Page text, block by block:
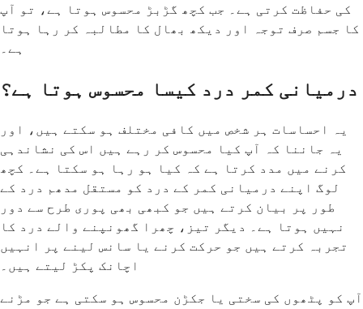
کی حفاظت کرتی ہے۔ جب کچھ گڑبڑ محسوس ہوتا ہے، تو آپ
کا جسم صرف توجہ اور دیکھ بھال کا مطالبہ کر رہا ہوتا
ہے۔
درمیانی کمر درد کیسا محسوس ہوتا ہے؟
یہ احساسات ہر شخص میں کافی مختلف ہو سکتے ہیں، اور
یہ جاننا کہ آپ کیا محسوس کر رہے ہیں اس کی نشاندہی
کرنے میں مدد کرتا ہے کہ کیا ہو رہا ہو سکتا ہے۔ کچھ
لوگ اپنے درمیانی کمر کے درد کو مستقل مدھم درد کے
طور پر بیان کرتے ہیں جو کبھی بھی پوری طرح سے دور
نہیں ہوتا ہے۔ دیگر تیز، چھرا گھونپنے والے درد کا
تجربہ کرتے ہیں جو حرکت کرنے یا سانس لینے پر انہیں
اچانک پکڑ لیتے ہیں۔
آپ کو پٹھوں کی سختی یا جکڑن محسوس ہو سکتی ہے جو مڑنے